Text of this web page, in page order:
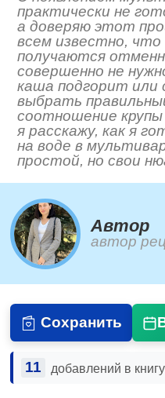
практически не
а доверяю этот
всем известно,
получаются
совершенно не
каша подгорит или
выбрать
соотношение
я расскажу, как я
на воде в
простой, но свои
Автор
автор
Сохранить
11 добавлений в